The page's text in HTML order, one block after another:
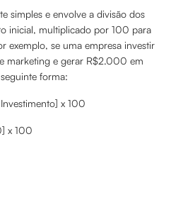
simples e envolve a divisão dos
inicial, multiplicado por 100 para
exemplo, se uma empresa investir
marketing e gerar R$2.000 em
forma:
x 100
x 100